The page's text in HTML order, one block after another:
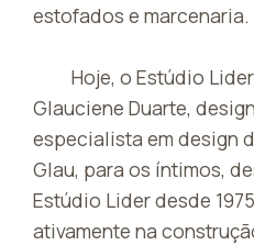
estofados e marcenaria.
Hoje, o Estúdio
Glauciene Duarte,
especialista em design
Glau, para os íntimos,
Estúdio Lider desde
ativamente na